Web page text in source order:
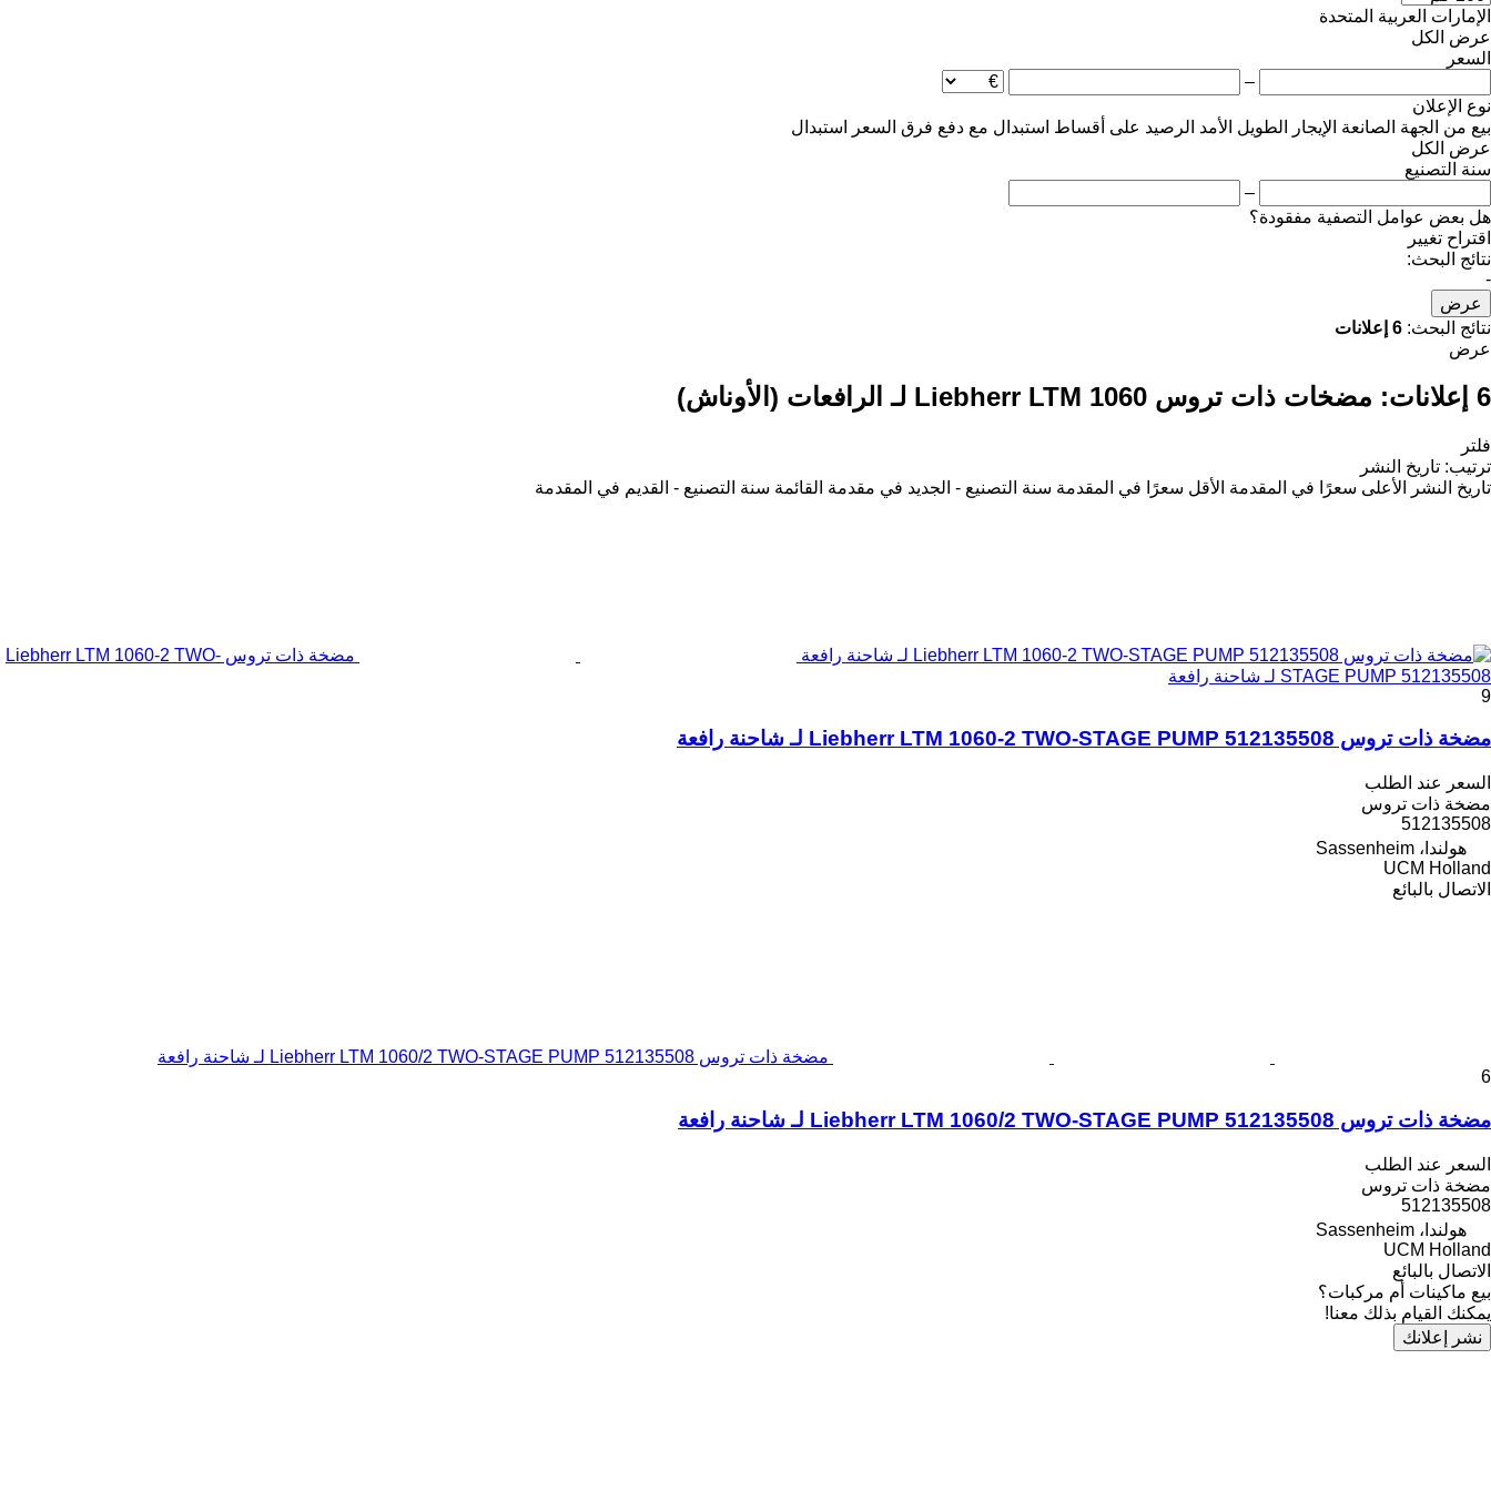
الإمارات العربية المتحدة
عرض الكل
السعر
–
نوع الإعلان
بيع من الجهة الصانعة الإيجار الطويل الأمد الرصيد على أقساط استبدال مع دفع فرق السعر
استبدال
عرض الكل
سنة التصنيع
–
هل بعض عوامل التصفية مفقودة؟
اقتراح تغيير
نتائج البحث:
-
عرض
نتائج البحث: 6 إعلانات
عرض
6 إعلانات: مضخات ذات تروس Liebherr LTM 1060 لـ الرافعات (الأوناش)
فلتر
ترتيب: تاريخ النشر
تاريخ النشر
الأعلى سعرًا في المقدمة الأقل سعرًا في المقدمة سنة التصنيع - الجديد في مقدمة القائمة سنة التصنيع - القديم في المقدمة
مضخة ذات تروس Liebherr LTM 1060-2 TWO-
STAGE PUMP 512135508 لـ شاحنة رافعة
9
مضخة ذات تروس Liebherr LTM 1060-2 TWO-STAGE PUMP 512135508 لـ شاحنة رافعة
السعر عند الطلب
مضخة ذات تروس
512135508
هولندا، Sassenheim
UCM Holland
الاتصال بالبائع
مضخة ذات تروس Liebherr LTM 1060/2 TWO-STAGE PUMP 512135508 لـ شاحنة رافعة
6
مضخة ذات تروس Liebherr LTM 1060/2 TWO-STAGE PUMP 512135508 لـ شاحنة رافعة
السعر عند الطلب
مضخة ذات تروس
512135508
هولندا، Sassenheim
UCM Holland
الاتصال بالبائع
بيع ماكينات أم مركبات؟
يمكنك القيام بذلك معنا!
نشر إعلانك